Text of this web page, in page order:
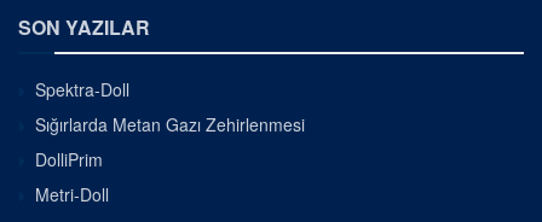
SON YAZILAR
Spektra-Doll
Sığırlarda Metan Gazı Zehirlenmesi
DolliPrim
Metri-Doll